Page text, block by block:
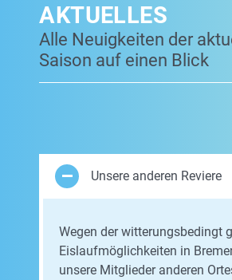
AKTUELLES
Alle Neuigkeiten der
Saison auf einen Blick
Unsere anderen Reviere
Wegen der witterungsbedingt
Eislaufmöglichkeiten in
unsere Mitglieder anderen